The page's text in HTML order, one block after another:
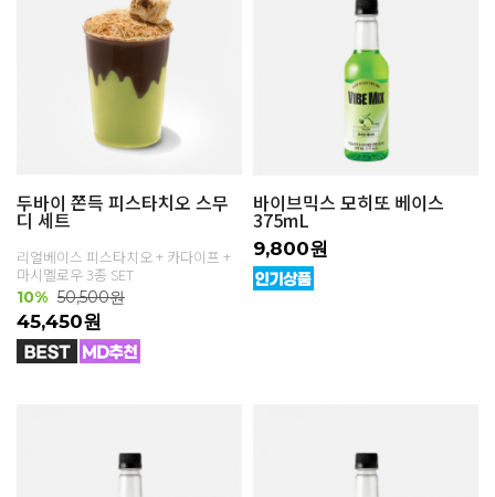
두바이 쫀득 피스타치오 스무
디 세트
리얼베이스 피스타치오 + 카다이프 +
마시멜로우 3종 SET
10% 50,500원
45,450원
바이브믹스 모히또 베이스
375mL
9,800원